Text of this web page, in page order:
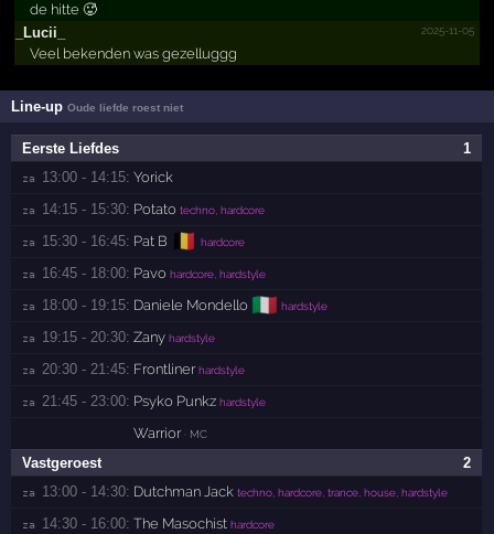
de hitte 🥵
_Lucii_
2025-11-05
Veel bekenden was gezelluggg
Line-upOude liefde roest niet
1
Eerste Liefdes
za 13:00 - 14:15: Yorick
za 14:15 - 15:30: Potato techno, hardcore
za 15:30 - 16:45: Pat B 🇧🇪 hardcore
za 16:45 - 18:00: Pavo hardcore, hardstyle
za 18:00 - 19:15: Daniele Mondello 🇮🇹 hardstyle
za 19:15 - 20:30: Zany hardstyle
za 20:30 - 21:45: Frontliner hardstyle
za 21:45 - 23:00: Psyko Punkz hardstyle
Warrior· MC
2
Vastgeroest
za 13:00 - 14:30: Dutchman Jack techno, hardcore, trance, house, hardstyle
za 14:30 - 16:00: The Masochist hardcore